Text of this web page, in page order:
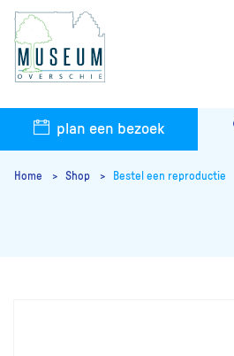
plan een bezoek
Home Shop Bestel een reproductie